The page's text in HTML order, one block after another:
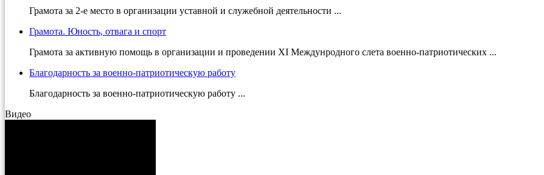
Грамота за 2-е место в организации уставной и служебной деятельности ...
Грамота. Юность, отвага и спорт
Грамота за активную помощь в организации и проведении XI Междунродного слета военно-патриотических ...
Благодарность за военно-патриотическую работу
Благодарность за военно-патриотическую работу ...
Видео